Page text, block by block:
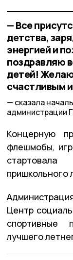
— Все
детства,
энергией и
поздравляю
детей!
счастливым
сказала
администрации
Концерную
флешмобы,
пришкольного
Центр
спортивные
лучшего